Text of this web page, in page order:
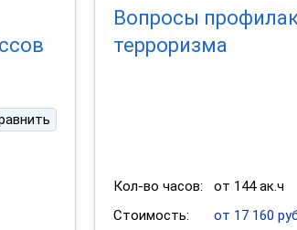
Вопросы
терроризма
Кол-во часов:
от 144 ак.ч
Стоимость:
от 17 160